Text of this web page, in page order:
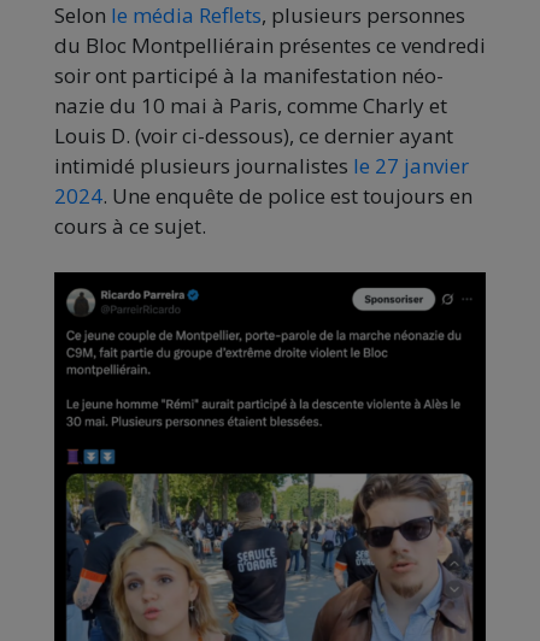
Selon le média Reflets, plusieurs personnes
du Bloc Montpelliérain présentes ce vendredi
soir ont participé à la manifestation néo-
nazie du 10 mai à Paris, comme Charly et
Louis D. (voir ci-dessous), ce dernier ayant
intimidé plusieurs journalistes le 27 janvier
2024. Une enquête de police est toujours en
cours à ce sujet.